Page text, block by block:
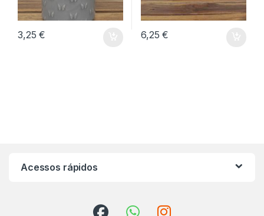
3,25€ 6,25€
Acessos rápidos